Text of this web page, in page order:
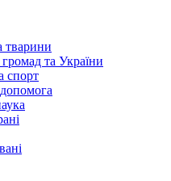
тварини
та України
спорт